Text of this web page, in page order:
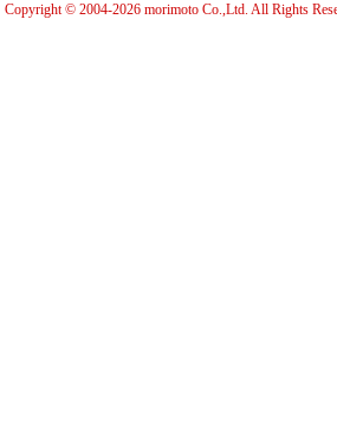
Copyright © 2004-2026 morimoto Co.,Ltd. All Rights